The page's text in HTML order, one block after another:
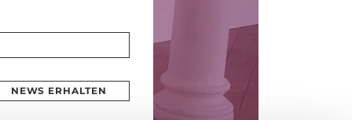
NEWS ERHALTEN